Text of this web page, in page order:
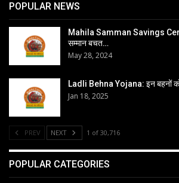
POPULAR NEWS
Mahila Samman Savings
सम्मान बचत…
May 28, 2024
Ladli Behna Yojana: इन बहनों
Jan 18, 2025
PREV NEXT 1 of 30,716
POPULAR CATEGORIES